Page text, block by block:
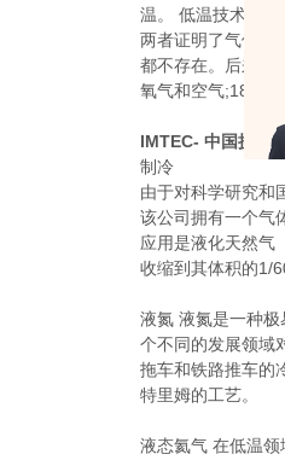
温。 低温技术突出
两者证明了气体能
都不存在。后来的
氧气和空气;1898
IMTEC- 中国授权
制冷
由于对科学研究和
该公司拥有一个气
应用是液化天然气
收缩到其体积的1/
液氮 液氮是一种极
个不同的发展领域
拖车和铁路推车的
特里姆的工艺。
液态氦气 在低温